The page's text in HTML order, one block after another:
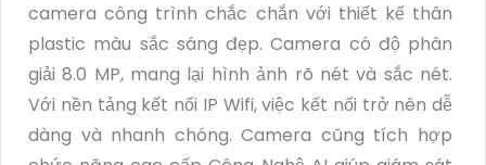
camera công trình chắc chắn với thiết kế thân
plastic màu sắc sáng đẹp. Camera có độ phân
giải 8.0 MP, mang lại hình ảnh rõ nét và sắc nét.
Với nền tảng kết nối IP Wifi, việc kết nối trở nên dễ
dàng và nhanh chóng. Camera cũng tích hợp